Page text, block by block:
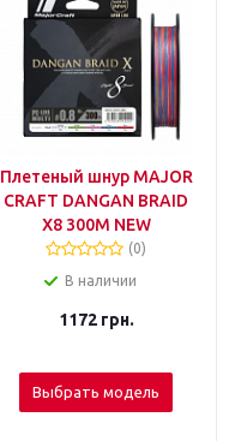
Плетеный шнур MAJOR
CRAFT DANGAN BRAID
X8 300М NEW
(0)
В наличии
1172грн.
Выбрать модель